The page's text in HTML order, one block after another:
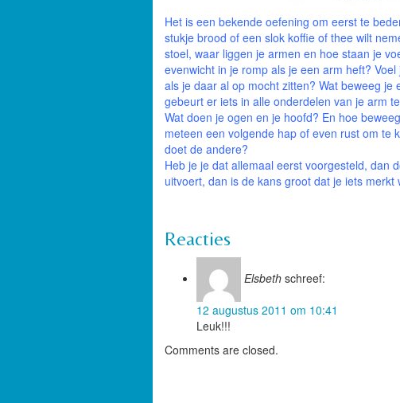
Het is een bekende oefening om eerst te
stukje brood of een slok koffie of thee wilt
stoel, waar liggen je armen en hoe staan je
evenwicht in je romp als je een arm heft?
als je daar al op mocht zitten? Wat beweeg
gebeurt er iets in alle onderdelen van je arm
Wat doen je ogen en je hoofd? En hoe
meteen een volgende hap of even rust om te
doet de andere?
Heb je je dat allemaal eerst voorgesteld, dan
uitvoert, dan is de kans groot dat je iets
Reacties
Elsbeth schreef:
12 augustus 2011 om 10:41
Leuk!!!
Comments are closed.